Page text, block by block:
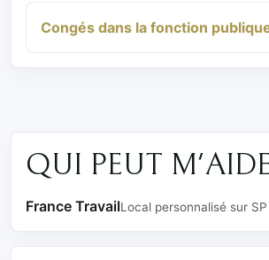
Congés dans la fonction
QUI PEUT
France TravailLocal personnalisé sur SP